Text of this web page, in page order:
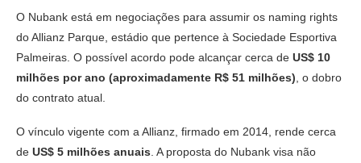
O Nubank está em negociações para assumir os naming rights
doAllianz Parque , estádio que pertence à Sociedade Esportiva
Palmeiras . O possível acordo pode alcançar cerca de US$ 10
milhões por ano (aproximadamente R$ 51 milhões) , o dobro
do contrato atual.
O vínculo vigente com a Allianz , firmado em 2014, rende cerca
de US$ 5 milhões anuais . A proposta do Nubank visa não